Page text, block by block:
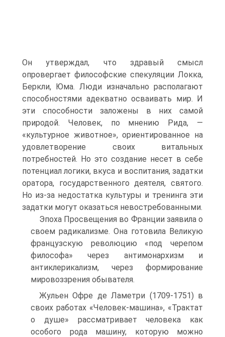
Он утверждал, что здравый смысл
опровергает философские спекуляции Локка,
Беркли, Юма. Люди изначально располагают
способностями адекватно осваивать мир. И
эти способности заложены в них самой
природой. Человек, по мнению Рида, —
«культурное животное», ориентированное на
удовлетворение своих витальных
потребностей. Но это создание несет в себе
потенциал логики, вкуса и воспитания, задатки
оратора, государственного деятеля, святого.
Но из-за недостатка культуры и тренинга эти
задатки могут оказаться невостребованными.
Эпоха Просвещения во Франции заявила о
своем радикализме. Она готовила Великую
французскую революцию «под черепом
философа» через антимонархизм и
антиклерикализм, через формирование
мировоззрения обывателя.
Жульен Офре де Ламетри (1709-1751) в
своих работах «Человек-машина», «Трактат
о душе» рассматривает человека как
особого рода машину, которую можно